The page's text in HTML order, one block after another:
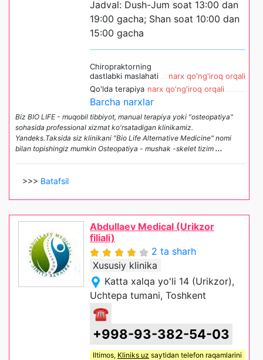
Jadval: Dush-Jum soat 13:00 dan
19:00 gacha; Shan soat 10:00 dan
15:00 gacha
Chiropraktorning
dastlabki maslahati
narx qo'ng'iroq orqali
Qo'lda terapiya narx qo'ng'iroq orqali
Barcha narxlar
Biz BIO LIFE - muqobil tibbiyot, manual terapiya yoki "osteopatiya"
sohasida professional xizmat ko'rsatadigan klinikamiz.
Yandeks.Taksida siz klinikani "Bio Life Alternative Medicine" nomi
bilan topishingiz mumkin Osteopatiya - mushak -skelet tizim ...
>>> Batafsil
Abdullaev Medical (Urikzor
filiali)
2 ta sharh
Xususiy klinika
Katta xalqa yo'li 14 (Urikzor),
Uchtepa tumani, Toshkent
☎
+998-93-382-54-03
Iltimos, Kliniks uz saytidan telefon raqamlarini